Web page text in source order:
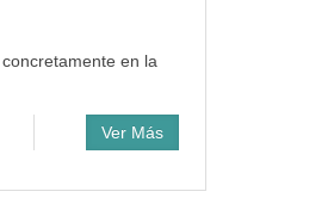
, concretamente en la
Ver Más